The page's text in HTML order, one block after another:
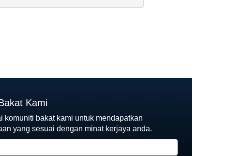
Kami
komuniti bakat kami untuk mendapatkan
yang sesuai dengan minat kerjaya anda.